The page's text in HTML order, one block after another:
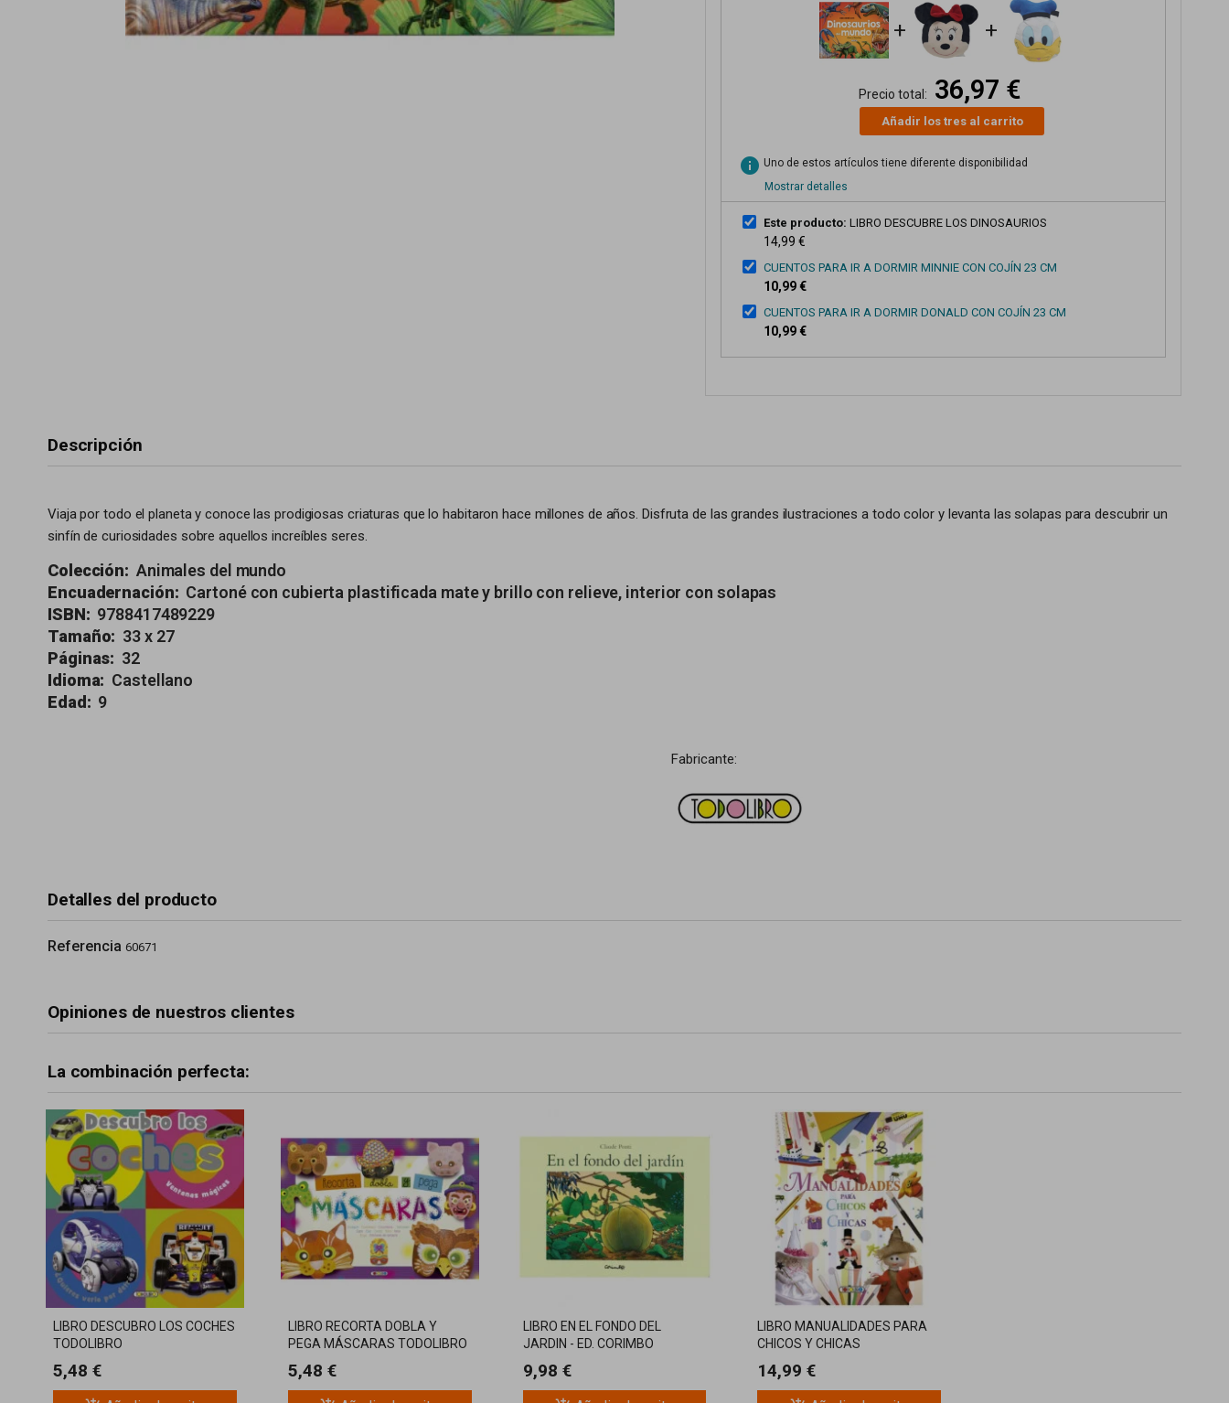
+ +
Precio total: 36,97 €
Añadir los tres al carrito
info Uno de estos artículos tiene diferente disponibilidad
Mostrar detalles
Este producto: LIBRO DESCUBRE LOS DINOSAURIOS
14,99 €
CUENTOS PARA IR A DORMIR MINNIE CON COJÍN 23 CM
10,99 €
CUENTOS PARA IR A DORMIR DONALD CON COJÍN 23 CM
10,99 €
Descripción
Viaja por todo el planeta y conoce las prodigiosas criaturas que lo habitaron hace millones de años. Disfruta de las grandes ilustraciones a todo color y levanta las solapas para descubrir un
sinfín de curiosidades sobre aquellos increíbles seres.
Colección: Animales del mundo
Encuadernación: Cartoné con cubierta plastificada mate y brillo con relieve, interior con solapas
ISBN: 9788417489229
Tamaño: 33 x 27
Páginas: 32
Idioma: Castellano
Edad: 9
Fabricante:
Detalles del producto
Referencia 60671
Opiniones de nuestros clientes
La combinación perfecta:
LIBRO DESCUBRO LOS COCHES
TODOLIBRO
5,48 €
LIBRO RECORTA DOBLA Y
PEGA MÁSCARAS TODOLIBRO
5,48 €
LIBRO EN EL FONDO DEL
JARDIN - ED. CORIMBO
9,98 €
LIBRO MANUALIDADES PARA
CHICOS Y CHICAS
14,99 €